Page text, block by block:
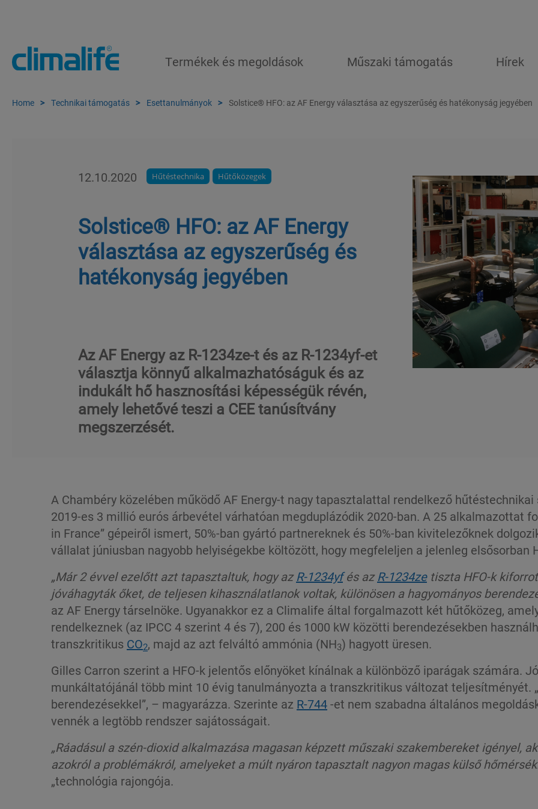
Termékek és megoldások Műszaki támogatás Hírek
Home Technikai támogatás Esettanulmányok Solstice® HFO: az AF Energy választása az egyszerűség és hatékonyság jegyében
12.10.2020 Hűtéstechnika Hűtőközegek
Solstice® HFO: az AF Energy
választása az egyszerűség és
hatékonyság jegyében
Az AF Energy az R-1234ze-t és az R-1234yf-et
választja könnyű alkalmazhatóságuk és az
indukált hő hasznosítási képességük révén,
amely lehetővé teszi a CEE tanúsítvány
megszerzését.
A Chambéry közelében működő AF Energy-t nagy tapasztalattal rendelkező
2019-es 3 millió eurós árbevétel várhatóan megduplázódik 2020-ban. A 25 alkalmazottat
in France” gépeiről ismert, 50%-ban gyártó partnereknek és 50%-ban kivitelezőknek
vállalat júniusban nagyobb helyiségekbe költözött, hogy megfeleljen a jelenleg elsősorban
„Már 2 évvel ezelőtt azt tapasztaltuk, hogy az R-1234yfés az R-1234ze tiszta HFO-k
jóváhagyták őket, de teljesen kihasználatlanok voltak, különösen a hagyományos
az AF Energy társelnöke. Ugyanakkor ez a Climalife által forgalmazott két hűtőközeg,
rendelkeznek (az IPCC 4 szerint 4 és 7), 200 és 1000 kW közötti berendezésekben
transzkritikus CO2, majd az azt felváltó ammónia (NH3) hagyott üresen.
Gilles Carron szerint a HFO-k jelentős előnyöket kínálnak a különböző iparágak számára.
munkáltatójánál több mint 10 évig tanulmányozta a transzkritikus változat teljesítményét.
berendezésekkel”, – magyarázza. Szerinte az R-744-et nem szabadna általános
vennék a legtöbb rendszer sajátosságait.
„Ráadásul a szén-dioxid alkalmazása magasan képzett műszaki szakembereket igényel,
azokról a problémákról, amelyeket a múlt nyáron tapasztalt nagyon magas külső
„technológia rajongója.